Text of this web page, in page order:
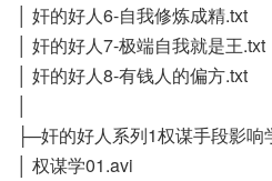
│ 奸的好人6-自我修炼成精.txt
│ 奸的好人7-极端自我就是王.txt
│ 奸的好人8-有钱人的偏方.txt
├─奸的好人系列1权谋手段影响
│ 权谋学01.avi